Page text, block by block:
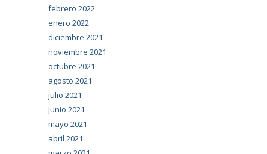
febrero 2022
enero 2022
diciembre 2021
noviembre 2021
octubre 2021
agosto 2021
julio 2021
junio 2021
mayo 2021
abril 2021